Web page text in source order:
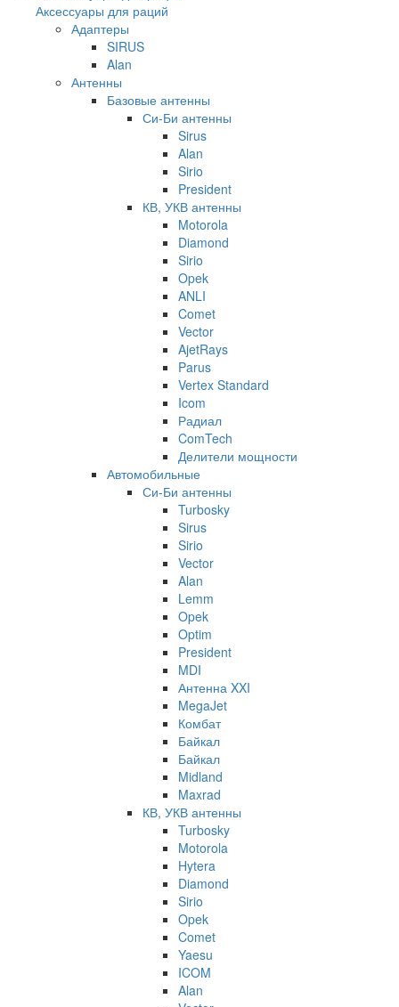
Аксессуары для раций
Адаптеры
SIRUS
Alan
Антенны
Базовые антенны
Си-Би антенны
Sirus
Alan
Sirio
President
КВ, УКВ антенны
Motorola
Diamond
Sirio
Opek
ANLI
Comet
Vector
AjetRays
Parus
Vertex Standard
Icom
Радиал
ComTech
Делители мощности
Автомобильные
Си-Би антенны
Turbosky
Sirus
Sirio
Vector
Alan
Lemm
Opek
Optim
President
MDI
Антенна XXI
MegaJet
Комбат
Байкал
Байкал
Midland
Maxrad
КВ, УКВ антенны
Turbosky
Motorola
Hytera
Diamond
Sirio
Opek
Comet
Yaesu
ICOM
Alan